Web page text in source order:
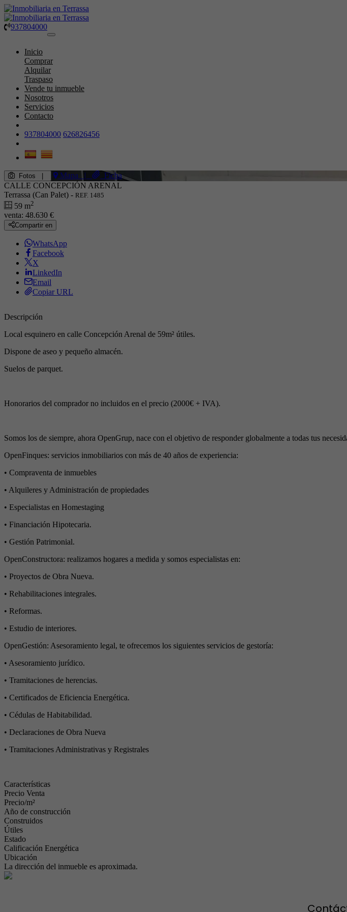
937804000
Toggle
Inicio
Comprar
Alquilar
Traspaso
Vende tu inmueble
Nosotros
Servicios
Contacto
937804000 626826456
Fotos Mapa |
Ficha
CALLE CONCEPCIÓN ARENAL
Terrassa (Can Palet) - REF. 1485
59 m2
venta: 48.630 €
Compartir en
WhatsApp
Facebook
X
LinkedIn
Email
Copiar URL
Descripción
Local esquinero en calle Concepción Arenal de 59m² útiles.
Dispone de aseo y pequeño almacén.
Suelos de parquet.
Honorarios del comprador no incluidos en el precio (2000€ + IVA).
Somos los de siempre, ahora OpenGrup, nace con el objetivo de responder globalmente a todas tus
OpenFinques: servicios inmobiliarios con más de 40 años de experiencia:
• Compraventa de inmuebles
• Alquileres y Administración de propiedades
• Especialistas en Homestaging
• Financiación Hipotecaria.
• Gestión Patrimonial.
OpenConstructora: realizamos hogares a medida y somos especialistas en:
• Proyectos de Obra Nueva.
• Rehabilitaciones integrales.
• Reformas.
• Estudio de interiores.
OpenGestión: Asesoramiento legal, te ofrecemos los siguientes servicios de gestoría:
• Asesoramiento jurídico.
• Tramitaciones de herencias.
• Certificados de Eficiencia Energética.
• Cédulas de Habitabilidad.
• Declaraciones de Obra Nueva
• Tramitaciones Administrativas y Registrales
Características
Precio Venta
Precio/m²
Año de construcción
Construidos
Útiles
Estado
Calificación Energética
Ubicación
La dirección del inmueble es aproximada.